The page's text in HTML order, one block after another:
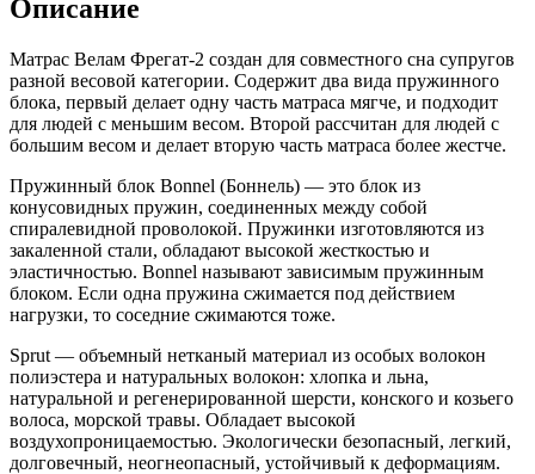
Описание
Матрас Велам Фрегат-2 создан для совместного сна супругов
разной весовой категории. Содержит два вида пружинного
блока, первый делает одну часть матраса мягче, и подходит
для людей с меньшим весом. Второй рассчитан для людей с
большим весом и делает вторую часть матраса более жестче.
Пружинный блок Bonnel (Боннель) — это блок из
конусовидных пружин, соединенных между собой
спиралевидной проволокой. Пружинки изготовляются из
закаленной стали, обладают высокой жесткостью и
эластичностью. Bonnel называют зависимым пружинным
блоком. Если одна пружина сжимается под действием
нагрузки, то соседние сжимаются тоже.
Sprut — объемный нетканый материал из особых волокон
полиэстера и натуральных волокон: хлопка и льна,
натуральной и регенерированной шерсти, конского и козьего
волоса, морской травы. Обладает высокой
воздухопроницаемостью. Экологически безопасный, легкий,
долговечный, неогнеопасный, устойчивый к деформациям.